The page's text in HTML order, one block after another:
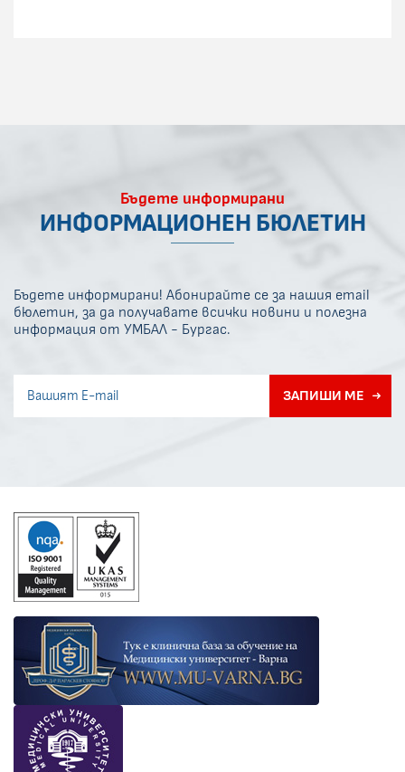
Бъдете информирани
ИНФОРМАЦИОНЕН БЮЛЕТИН
Бъдете информирани! Абонирайте се за нашия email
бюлетин, за да получавате всички новини и полезна
информация от УМБАЛ - Бургас.
ЗАПИШИ МЕ